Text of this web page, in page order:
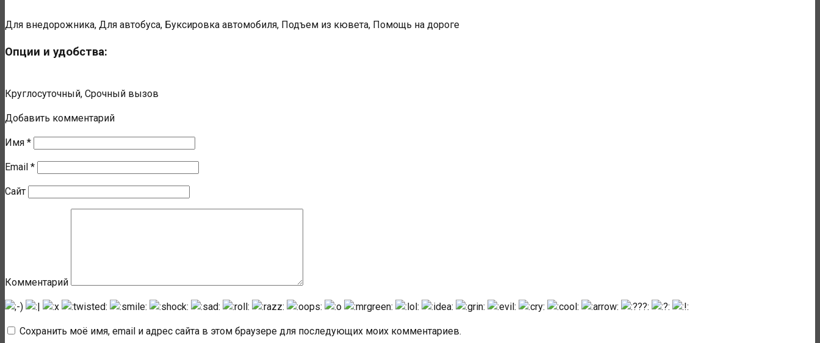
Для внедорожника, Для автобуса, Буксировка автомобиля, Подъем из кювета, Помощь на дороге
Опции и удобства:
Круглосуточный, Срочный вызов
Добавить комментарий
Имя *
Email *
Сайт
Комментарий
Сохранить моё имя, email и адрес сайта в этом браузере для последующих моих комментариев.